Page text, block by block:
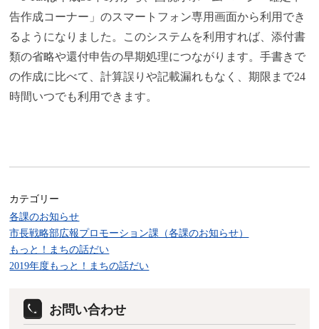
告作成コーナー」のスマートフォン専用画面から利用でき
るようになりました。このシステムを利用すれば、添付書
類の省略や還付申告の早期処理につながります。手書きで
の作成に比べて、計算誤りや記載漏れもなく、期限まで24
時間いつでも利用できます。
カテゴリー
各課のお知らせ
市長戦略部広報プロモーション課（各課のお知らせ）
もっと！まちの話だい
2019年度もっと！まちの話だい
お問い合わせ